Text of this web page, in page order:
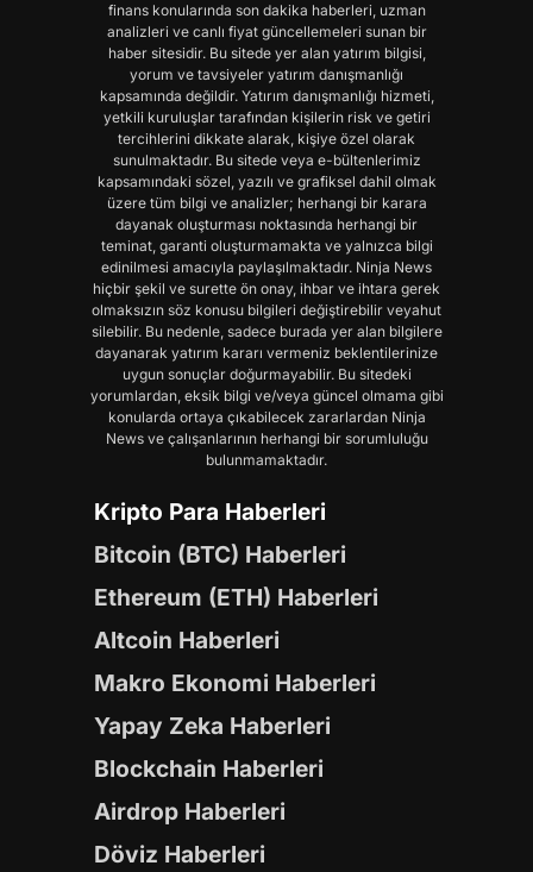
finans konularında son dakika haberleri, uzman
analizleri ve canlı fiyat güncellemeleri sunan bir
haber sitesidir. Bu sitede yer alan yatırım bilgisi,
yorum ve tavsiyeler yatırım danışmanlığı
kapsamında değildir. Yatırım danışmanlığı hizmeti,
yetkili kuruluşlar tarafından kişilerin risk ve getiri
tercihlerini dikkate alarak, kişiye özel olarak
sunulmaktadır. Bu sitede veya e-bültenlerimiz
kapsamındaki sözel, yazılı ve grafiksel dahil olmak
üzere tüm bilgi ve analizler; herhangi bir karara
dayanak oluşturması noktasında herhangi bir
teminat, garanti oluşturmamakta ve yalnızca bilgi
edinilmesi amacıyla paylaşılmaktadır. Ninja News
hiçbir şekil ve surette ön onay, ihbar ve ihtara gerek
olmaksızın söz konusu bilgileri değiştirebilir veyahut
silebilir. Bu nedenle, sadece burada yer alan bilgilere
dayanarak yatırım kararı vermeniz beklentilerinize
uygun sonuçlar doğurmayabilir. Bu sitedeki
yorumlardan, eksik bilgi ve/veya güncel olmama gibi
konularda ortaya çıkabilecek zararlardan Ninja
News ve çalışanlarının herhangi bir sorumluluğu
bulunmamaktadır.
Kripto Para Haberleri
Bitcoin (BTC) Haberleri
Ethereum (ETH) Haberleri
Altcoin Haberleri
Makro Ekonomi Haberleri
Yapay Zeka Haberleri
Blockchain Haberleri
Airdrop Haberleri
Döviz Haberleri